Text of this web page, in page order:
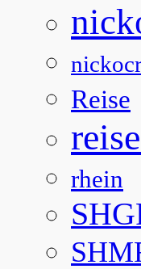
Reise
rhein